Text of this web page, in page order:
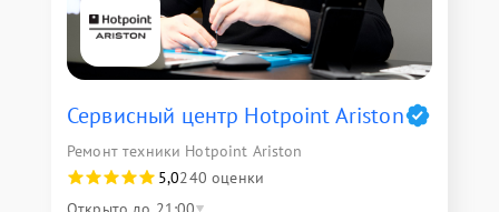
Сервисный центр Hotpoint Ariston
Ремонт техники Hotpoint Ariston
5,0240 оценки